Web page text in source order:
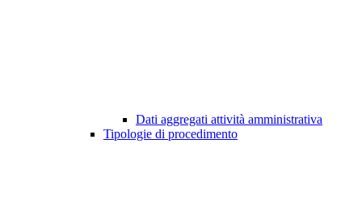
Dati aggregati attività amministrativa
Tipologie di procedimento